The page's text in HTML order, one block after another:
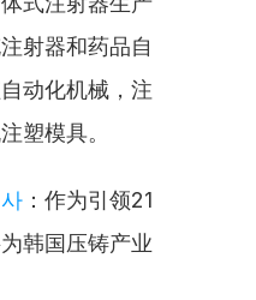
射器和药品自
动化机械，注
塑模具。
：作为引领21
韩国压铸产业